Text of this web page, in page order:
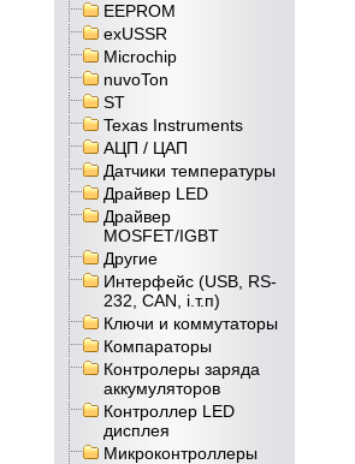
EEPROM
exUSSR
Microchip
nuvoTon
ST
Texas Instruments
АЦП / ЦАП
Датчики температуры
Драйвер LED
Драйвер
MOSFET/IGBT
Другие
Интерфейс (USB, RS-
232, CAN, і.т.п)
Ключи и коммутаторы
Компараторы
Контролеры заряда
аккумуляторов
Контроллер LED
дисплея
Микроконтроллеры